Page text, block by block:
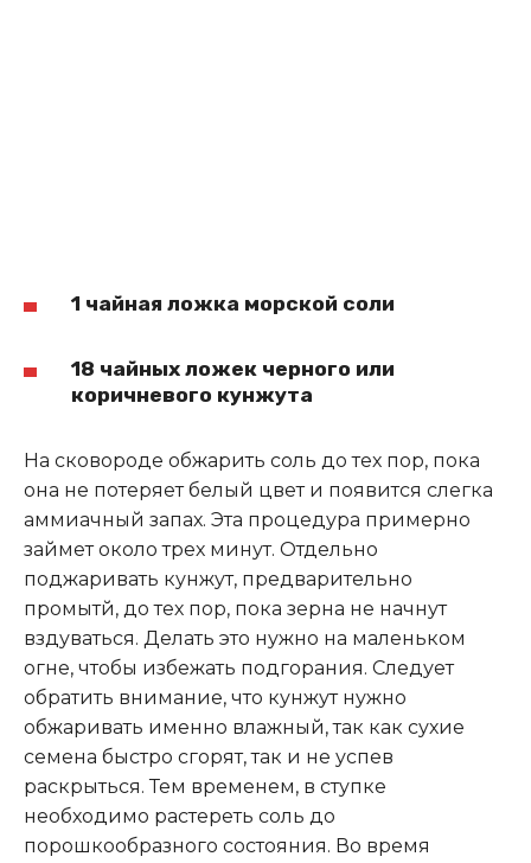
1 чайная ложка морской соли
18 чайных ложек черного или
коричневого кунжута
На сковороде обжарить соль до тех пор, пока
она не потеряет белый цвет и появится слегка
аммиачный запах. Эта процедура примерно
займет около трех минут. Отдельно
поджаривать кунжут, предварительно
промытй, до тех пор, пока зерна не начнут
вздуваться. Делать это нужно на маленьком
огне, чтобы избежать подгорания. Следует
обратить внимание, что кунжут нужно
обжаривать именно влажный, так как сухие
семена быстро сгорят, так и не успев
раскрыться. Тем временем, в ступке
необходимо растереть соль до
порошкообразного состояния. Во время